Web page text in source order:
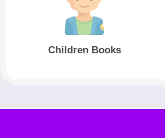
Children Books